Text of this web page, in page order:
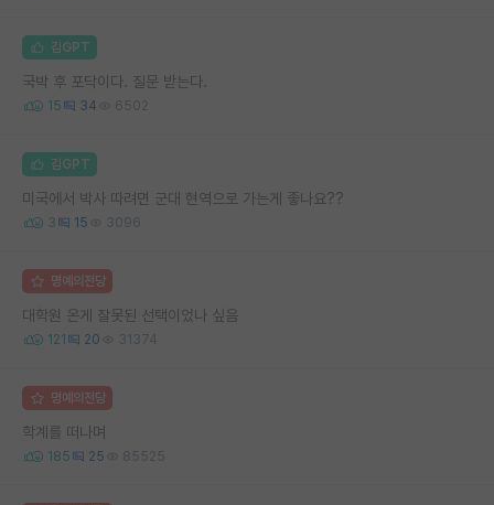
김GPT
국박 후 포닥이다. 질문 받는다.
15 34 6502
김GPT
미국에서 박사 따려면 군대 현역으로 가는게 좋나요??
3 15 3096
명예의전당
대학원 온게 잘못된 선택이었나 싶음
121 20 31374
명예의전당
학계를 떠나며
185 25 85525